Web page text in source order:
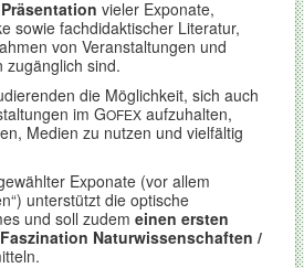
vieler Exponate,
sowie fachdidaktischer Literatur,
von Veranstaltungen und
zugänglich sind.
die Möglichkeit, sich auch
im GOFEX aufzuhalten,
Medien zu nutzen und vielfältig
Exponate (vor allem
unterstützt die optische
und soll zudem einen ersten
Naturwissenschaften /